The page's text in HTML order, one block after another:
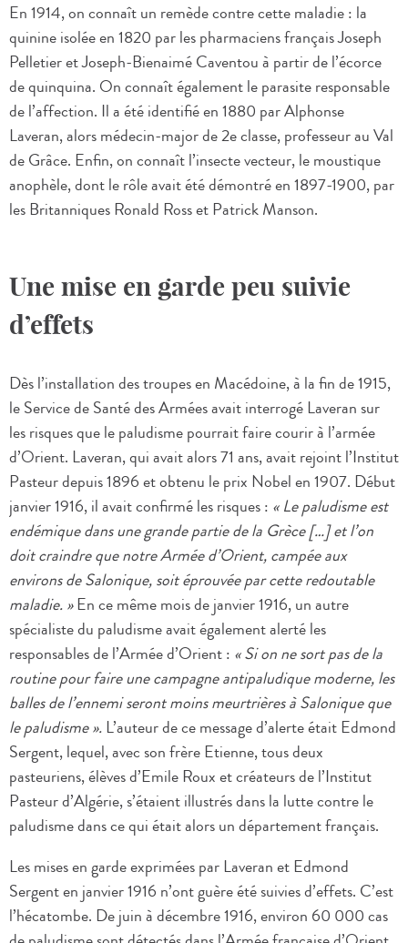
En 1914, on connaît un remède contre cette maladie : la
quinine isolée en 1820 par les pharmaciens français Joseph
Pelletier et Joseph-Bienaimé Caventou à partir de l’écorce
de quinquina. On connaît également le parasite responsable
de l’affection. Il a été identifié en 1880 par Alphonse
Laveran, alors médecin-major de 2e classe, professeur au Val
de Grâce. Enfin, on connaît l’insecte vecteur, le moustique
anophèle, dont le rôle avait été démontré en 1897-1900, par
les Britanniques Ronald Ross et Patrick Manson.
Une mise en garde peu suivie
d’effets
Dès l’installation des troupes en Macédoine, à la fin de 1915,
le Service de Santé des Armées avait interrogé Laveran sur
les risques que le paludisme pourrait faire courir à l’armée
d’Orient. Laveran, qui avait alors 71 ans, avait rejoint l’Institut
Pasteur depuis 1896 et obtenu le prix Nobel en 1907. Début
janvier 1916, il avait confirmé les risques : « Le paludisme est
endémique dans une grande partie de la Grèce […] et l’on
doit craindre que notre Armée d’Orient, campée aux
environs de Salonique, soit éprouvée par cette redoutable
maladie. »En ce même mois de janvier 1916, un autre
spécialiste du paludisme avait également alerté les
responsables de l’Armée d’Orient : « Si on ne sort pas de la
routine pour faire une campagne antipaludique moderne, les
balles de l’ennemi seront moins meurtrières à Salonique que
le paludisme ».L’auteur de ce message d’alerte était Edmond
Sergent, lequel, avec son frère Etienne, tous deux
pasteuriens, élèves d’Emile Roux et créateurs de l’Institut
Pasteur d’Algérie, s’étaient illustrés dans la lutte contre le
paludisme dans ce qui était alors un département français.
Les mises en garde exprimées par Laveran et Edmond
Sergent en janvier 1916 n’ont guère été suivies d’effets. C’est
l’hécatombe. De juin à décembre 1916, environ 60 000 cas